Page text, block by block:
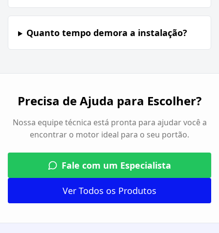
Quanto tempo demora a instalação?
Precisa de Ajuda para Escolher?
Nossa equipe técnica está pronta para ajudar você a
encontrar o motor ideal para o seu portão.
Fale com um Especialista
Ver Todos os Produtos